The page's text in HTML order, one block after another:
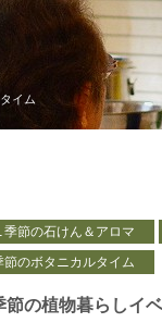
イム
節の石けん＆アロマ
節のボタニカルタイム
節の植物暮らしイ